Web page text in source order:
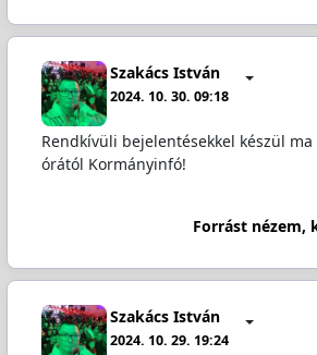
Szakács István
2024. 10. 30. 09:18
Rendkívüli bejelentésekkel készül
órától Kormányinfó!
Forrást nézem,
Szakács István
2024. 10. 29. 19:24